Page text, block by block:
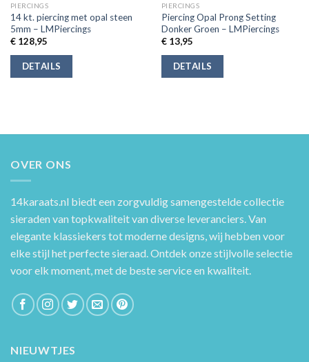
PIERCINGS
14 kt. piercing met opal steen
5mm – LMPiercings
€128,95
DETAILS
PIERCINGS
Piercing Opal Prong Setting
Donker Groen – LMPiercings
€13,95
DETAILS
OVER ONS
14karaats.nl biedt een zorgvuldig samengestelde collectie
sieraden van topkwaliteit van diverse leveranciers. Van
elegante klassiekers tot moderne designs, wij hebben voor
elke stijl het perfecte sieraad. Ontdek onze stijlvolle selectie
voor elk moment, met de beste service en kwaliteit.
NIEUWTJES